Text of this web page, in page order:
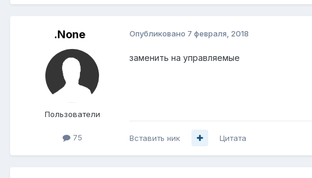
.None
Пользователи
75
Опубликовано 7 февраля, 2018
заменить на управляемые
Вставить ник Цитата